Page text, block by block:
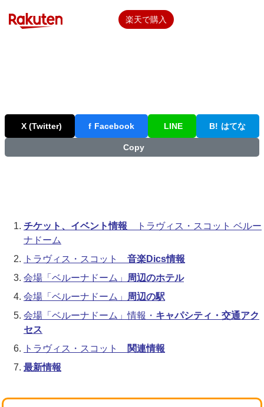
楽天で購入
X (Twitter) f Facebook LINE B! はてな
Copy
チケット、イベント情報 トラヴィス・スコット ベルー
ナドーム
トラヴィス・スコット 音楽Dics情報
会場「ベルーナドーム」
周辺のホテル
会場「ベルーナドーム」
周辺の駅
会場「ベルーナドーム」情報・ キャパシティ・交通アク
セス
トラヴィス・スコット
関連情報
最新情報